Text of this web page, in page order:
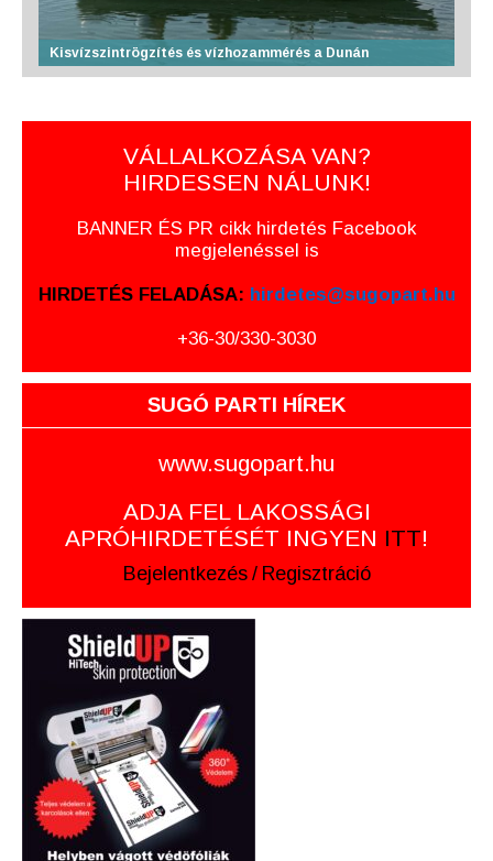
Kisvízszintrögzítés és vízhozammérés a Dunán
VÁLLALKOZÁSA VAN?
HIRDESSEN NÁLUNK!
BANNER ÉS PR cikk hirdetés Facebook
megjelenéssel is
HIRDETÉS FELADÁSA: hirdetes@sugopart.hu
+36-30/330-3030
SUGÓ PARTI HÍREK
www.sugopart.hu
ADJA FEL LAKOSSÁGI
APRÓHIRDETÉSÉT INGYEN ITT!
Bejelentkezés / Regisztráció